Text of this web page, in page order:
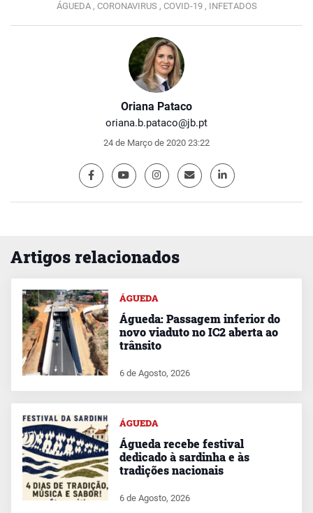
Oriana Pataco
oriana.b.pataco@jb.pt
24 de Março de 2020 23:22
ÁGUEDA , CORONAVIRUS , COVID-19 , INFETADOS
Artigos relacionados
ÁGUEDA
Águeda: Passagem inferior do
novo viaduto no IC2 aberta ao
trânsito
6 de Agosto, 2026
ÁGUEDA
Águeda recebe festival
dedicado à sardinha e às
tradições nacionais
6 de Agosto, 2026